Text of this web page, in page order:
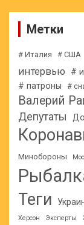
Метки
# Италия # США
интервью
#
# патроны #
Валерий
Депутаты
Минобороны
Теги
Херсон Эксперты